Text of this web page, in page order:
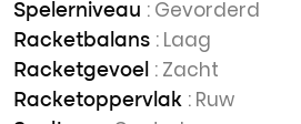
Spelerniveau : Gevorderd
Racketbalans : Laag
Racketgevoel : Zacht
Racketoppervlak : Ruw